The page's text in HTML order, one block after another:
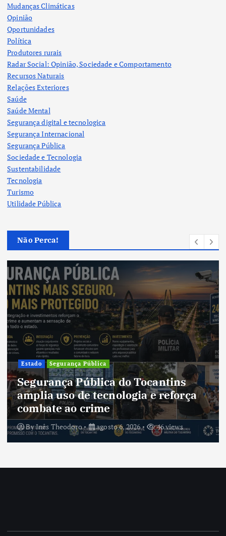
Mudanças Climáticas
Opinião
Oportunidades
Política
Produtores rurais
Radar Social: Opinião, Sociedade e Comportamento
Recursos Naturais
Relações Exteriores
Saúde
Saúde Mental
Segurança digital e tecnologica
Segurança Internacional
Segurança Pública
Sociedade e Tecnologia
Sustentabilidade
Tecnologia
Turismo
Utilidade Pública
Não Perca!
Cultura
Cultura do Tocantins preserva
tradições e fortalece identidade de
um estado em constante
transformação
ByInês Theodoro agosto 5, 2026 44 views